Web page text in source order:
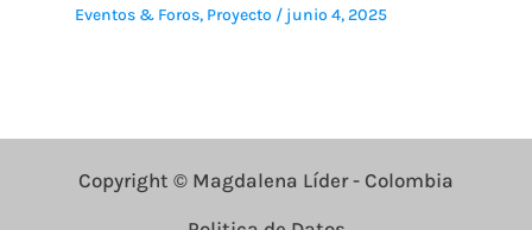
Eventos & Foros, Proyecto / junio 4, 2025
Copyright © Magdalena Líder - Colombia